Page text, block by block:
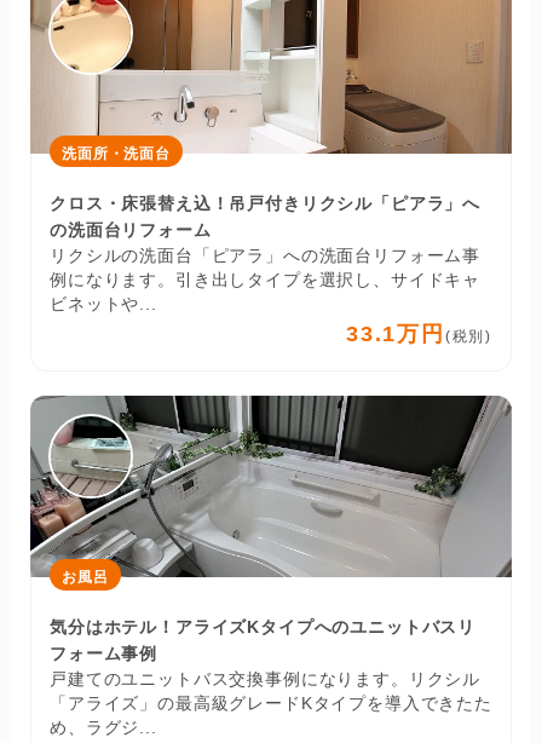
洗面所・洗面台
クロス・床張替え込！吊戸付きリクシル「ピアラ」へ
の洗面台リフォーム
リクシルの洗面台「ピアラ」への洗面台リフォーム事
例になります。引き出しタイプを選択し、サイドキャ
ビネットや...
33.1万円 (税別)
お風呂
気分はホテル！アライズKタイプへのユニットバスリ
フォーム事例
戸建てのユニットバス交換事例になります。リクシル
「アライズ」の最高級グレードKタイプを導入できたた
め、ラグジ...